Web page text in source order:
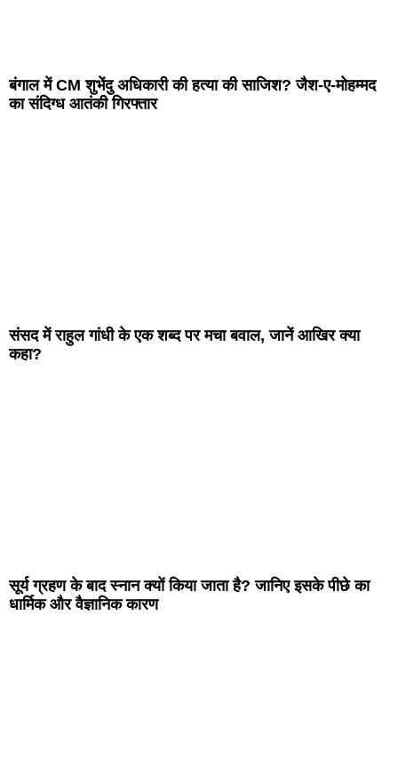
बंगाल में CM शुभेंदु अधिकारी की हत्या की साजिश? जैश-ए-मोहम्मद
का संदिग्ध आतंकी गिरफ्तार
संसद में राहुल गांधी के एक शब्द पर मचा बवाल, जानें आखिर क्या
कहा?
सूर्य ग्रहण के बाद स्नान क्यों किया जाता है? जानिए इसके पीछे का
धार्मिक और वैज्ञानिक कारण